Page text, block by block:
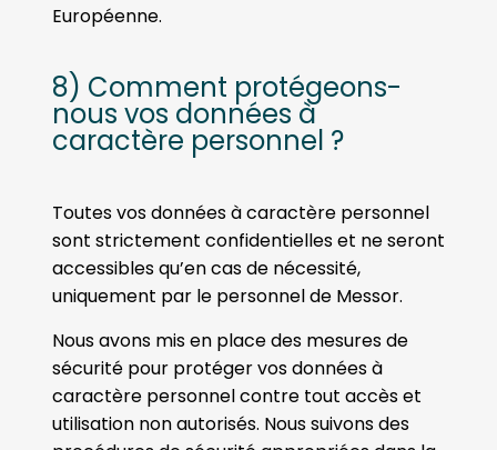
Européenne.
8) Comment protégeons-
nous vos données à
caractère personnel ?
Toutes vos données à caractère personnel
sont strictement confidentielles et ne seront
accessibles qu’en cas de nécessité,
uniquement par le personnel de Messor.
Nous avons mis en place des mesures de
sécurité pour protéger vos données à
caractère personnel contre tout accès et
utilisation non autorisés. Nous suivons des